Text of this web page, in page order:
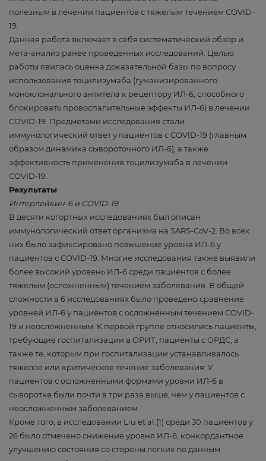
полезным в лечении пациентов с тяжелым течением COVID-
19.
Данная работа включает в себя систематический обзор и
мета-анализ ранее проведенных исследований. Целью
работы явилась оценка доказательной базы по вопросу
использования тоцилизумаба (гуманизированного
моноклонального антитела к рецептору ИЛ-6, способного
блокировать провоспалительные эффекты ИЛ-6) в лечении
COVID-19. Предметами исследования стали
иммунологический ответ у пациентов с COVID-19 (главным
образом динамика сывороточного ИЛ-6), а также
эффективность применения тоцилизумаба в лечении
COVID-19.
Результаты
Интерлейкин-6 и COVID-19
В десяти когортных исследованиях был описан
иммунологический ответ организма на SARS-CoV-2. Во всех
них было зафиксировано повышение уровня ИЛ-6 у
пациентов с COVID-19. Многие исследования также выявили
более высокий уровень ИЛ-6 среди пациентов с более
тяжелым (осложненным) течением заболевания. В общей
сложности в 6 исследованиях было проведено сравнение
уровней ИЛ-6 у пациентов с осложненным течением COVID-
19 и неосложненным. К первой группе относились пациенты,
требующие госпитализации в ОРИТ, пациенты с ОРДС, а
также те, которым при госпитализации устанавливалось
тяжелое или критическое течение заболевания. У
пациентов с осложненными формами уровни ИЛ-6 в
сыворотке были почти в три раза выше, чем у пациентов с
неосложненным заболеванием.
Кроме того, в исследовании Liu et al.(1) среди 30 пациентов у
26 было отмечено снижение уровня ИЛ-6, конкордантное
улучшению состояния со стороны легких по данным